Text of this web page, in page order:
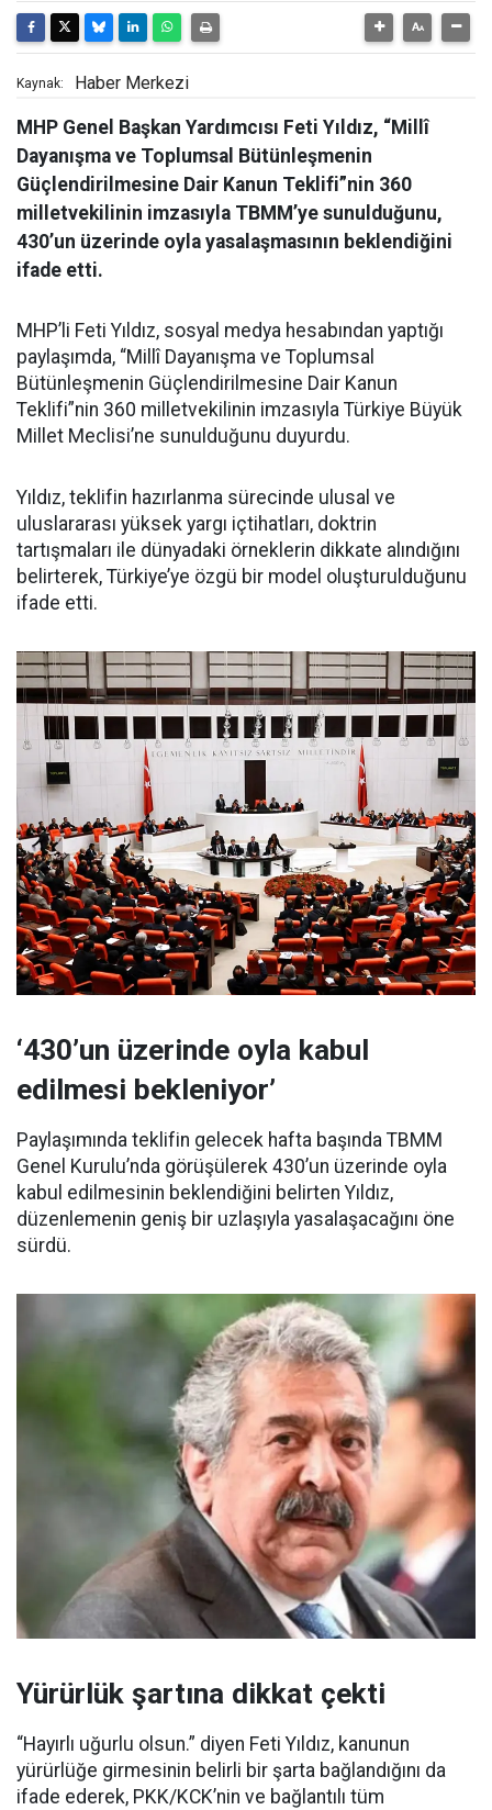
Kaynak: Haber Merkezi
MHP Genel Başkan Yardımcısı Feti Yıldız, “Millî
Dayanışma ve Toplumsal Bütünleşmenin
Güçlendirilmesine Dair Kanun Teklifi”nin 360
milletvekilinin imzasıyla TBMM’ye sunulduğunu,
430’un üzerinde oyla yasalaşmasının beklendiğini
ifade etti.
MHP’li Feti Yıldız, sosyal medya hesabından yaptığı
paylaşımda, “Millî Dayanışma ve Toplumsal
Bütünleşmenin Güçlendirilmesine Dair Kanun
Teklifi”nin 360 milletvekilinin imzasıyla Türkiye Büyük
Millet Meclisi’ne sunulduğunu duyurdu.
Yıldız, teklifin hazırlanma sürecinde ulusal ve
uluslararası yüksek yargı içtihatları, doktrin
tartışmaları ile dünyadaki örneklerin dikkate alındığını
belirterek, Türkiye’ye özgü bir model oluşturulduğunu
ifade etti.
‘430’un üzerinde oyla kabul
edilmesi bekleniyor’
Paylaşımında teklifin gelecek hafta başında TBMM
Genel Kurulu’nda görüşülerek 430’un üzerinde oyla
kabul edilmesinin beklendiğini belirten Yıldız,
düzenlemenin geniş bir uzlaşıyla yasalaşacağını öne
sürdü.
Yürürlük şartına dikkat çekti
“Hayırlı uğurlu olsun.” diyen Feti Yıldız, kanunun
yürürlüğe girmesinin belirli bir şarta bağlandığını da
ifade ederek, PKK/KCK’nin ve bağlantılı tüm